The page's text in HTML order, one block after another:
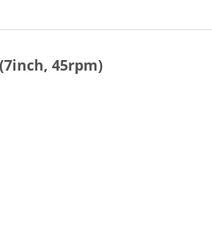
45rpm)